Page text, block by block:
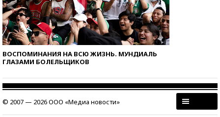
ВОСПОМИНАНИЯ НА ВСЮ ЖИЗНЬ. МУНДИАЛЬ
ГЛАЗАМИ БОЛЕЛЬЩИКОВ
© 2007 — 2026 ООО «Медиа новости»